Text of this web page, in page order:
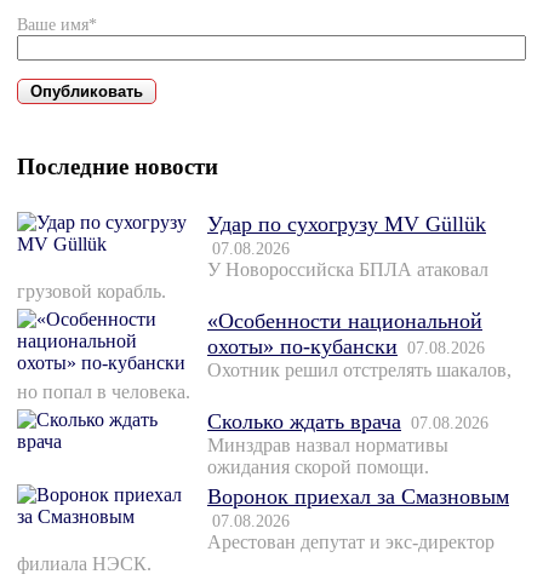
Ваше имя*
Последние новости
Удар по сухогрузу MV Güllük
07.08.2026
У Новороссийска БПЛА атаковал
грузовой корабль.
«Особенности национальной
охоты» по-кубански 07.08.2026
Охотник решил отстрелять шакалов,
но попал в человека.
Сколько ждать врача 07.08.2026
Минздрав назвал нормативы
ожидания скорой помощи.
Воронок приехал за Смазновым
07.08.2026
Арестован депутат и экс-директор
филиала НЭСК.